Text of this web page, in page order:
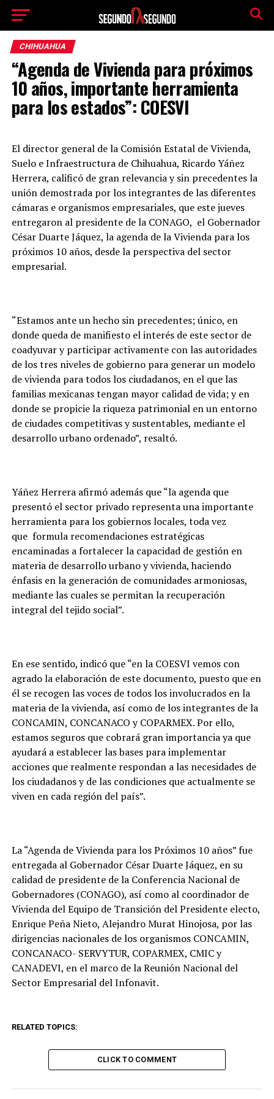
CHIHUAHUA
“Agenda de Vivienda para próximos
10 años, importante herramienta
para los estados”: COESVI
El director general de la Comisión Estatal de Vivienda,
Suelo e Infraestructura de Chihuahua, Ricardo Yáñez
Herrera, calificó de gran relevancia y sin precedentes la
unión demostrada por los integrantes de las diferentes
cámaras e organismos empresariales, que este jueves
entregaron al presidente de la CONAGO, el Gobernador
César Duarte Jáquez, la agenda de la Vivienda para los
próximos 10 años, desde la perspectiva del sector
empresarial.
“Estamos ante un hecho sin precedentes; único, en
donde queda de manifiesto el interés de este sector de
coadyuvar y participar activamente con las autoridades
de los tres niveles de gobierno para generar un modelo
de vivienda para todos los ciudadanos, en el que las
familias mexicanas tengan mayor calidad de vida; y en
donde se propicie la riqueza patrimonial en un entorno
de ciudades competitivas y sustentables, mediante el
desarrollo urbano ordenado”, resaltó.
Yáñez Herrera afirmó además que “la agenda que
presentó el sector privado representa una importante
herramienta para los gobiernos locales, toda vez
que formula recomendaciones estratégicas
encaminadas a fortalecer la capacidad de gestión en
materia de desarrollo urbano y vivienda, haciendo
énfasis en la generación de comunidades armoniosas,
mediante las cuales se permitan la recuperación
integral del tejido social”.
En ese sentido, indicó que “en la COESVI vemos con
agrado la elaboración de este documento, puesto que en
él se recogen las voces de todos los involucrados en la
materia de la vivienda, así como de los integrantes de la
CONCAMIN, CONCANACO y COPARMEX. Por ello,
estamos seguros que cobrará gran importancia ya que
ayudará a establecer las bases para implementar
acciones que realmente respondan a las necesidades de
los ciudadanos y de las condiciones que actualmente se
viven en cada región del país”.
La “Agenda de Vivienda para los Próximos 10 años” fue
entregada al Gobernador César Duarte Jáquez, en su
calidad de presidente de la Conferencia Nacional de
Gobernadores (CONAGO), así como al coordinador de
Vivienda del Equipo de Transición del Presidente electo,
Enrique Peña Nieto, Alejandro Murat Hinojosa, por las
dirigencias nacionales de los organismos CONCAMIN,
CONCANACO- SERVYTUR, COPARMEX, CMIC y
CANADEVI, en el marco de la Reunión Nacional del
Sector Empresarial del Infonavit.
RELATED TOPICS:
CLICK TO COMMENT